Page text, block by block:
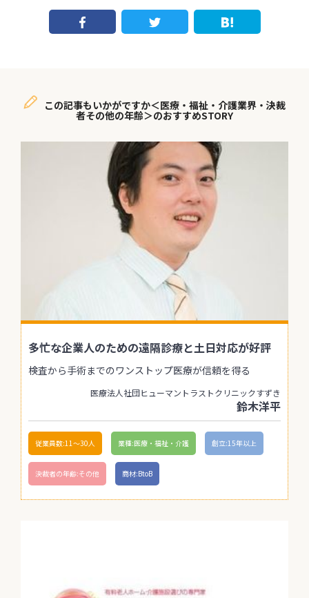
この記事もいかがですか＜医療・福祉・介護業界・決裁
者その他の年齢＞のおすすめSTORY
多忙な企業人のための遠隔診療と土日対応が好評
検査から手術までのワンストップ医療が信頼を得る
医療法人社団ヒューマントラストクリニックすずき
鈴木洋平
従業員数:11〜30人 業種:医療・福祉・介護 創立:15年以上
決裁者の年齢:その他 商材:BtoB